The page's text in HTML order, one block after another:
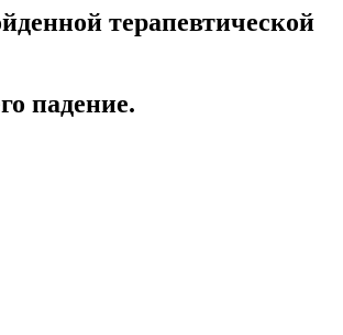
терапевтической
падение.